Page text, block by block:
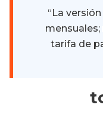
“La
tarifa de